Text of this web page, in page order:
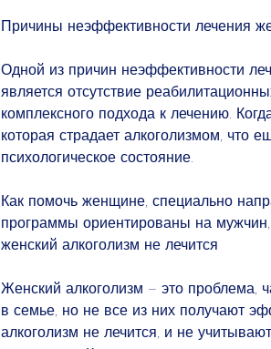
Причины неэффективности лечения
Одной из причин неэффективности
является отсутствие
комплексного подхода к лечению.
которая страдает алкоголизмом, что
психологическое состояние.
Как помочь женщине, специально
программы ориентированы на
женский алкоголизм не лечится
Женский алкоголизм – это проблема,
в семье, но не все из них получают
алкоголизм не лечится, и не